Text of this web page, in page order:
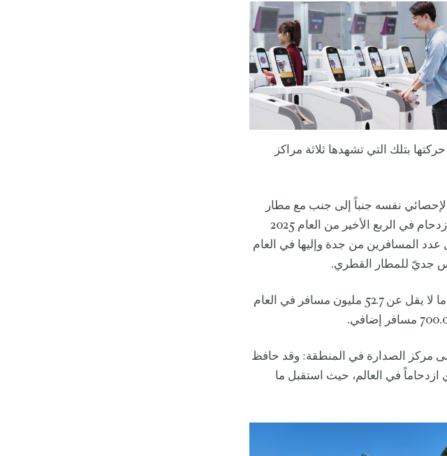
بتلك التي تشهدها ثلاثة مراكز
نفسه جنباً إلى جنب مع مطار
حمد الدولي. وفيما سجل مطار الدوحة أعلى معدل ازدحام في الربع الأخير من العام 2025
عدد المسافرين من جدة وإليها في العام
عبور ما لا يقل عن 52.7 مليون مسافر في العام
محتدمة على مركز الصدارة في المنطقة: وقد حافظ
ازدحاماً في العالم، حيث استقبل ما